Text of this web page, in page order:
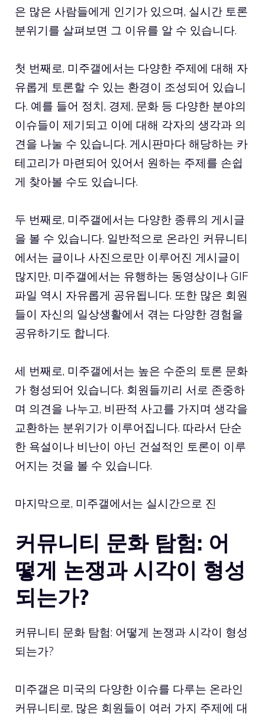
은 많은 사람들에게 인기가 있으며, 실시간 토론
분위기를 살펴보면 그 이유를 알 수 있습니다.
첫 번째로, 미주갤에서는 다양한 주제에 대해 자
유롭게 토론할 수 있는 환경이 조성되어 있습니
다. 예를 들어 정치, 경제, 문화 등 다양한 분야의
이슈들이 제기되고 이에 대해 각자의 생각과 의
견을 나눌 수 있습니다. 게시판마다 해당하는 카
테고리가 마련되어 있어서 원하는 주제를 손쉽
게 찾아볼 수도 있습니다.
두 번째로, 미주갤에서는 다양한 종류의 게시글
을 볼 수 있습니다. 일반적으로 온라인 커뮤니티
에서는 글이나 사진으로만 이루어진 게시글이
많지만, 미주갤에서는 유행하는 동영상이나 GIF
파일 역시 자유롭게 공유됩니다. 또한 많은 회원
들이 자신의 일상생활에서 겪는 다양한 경험을
공유하기도 합니다.
세 번째로, 미주갤에서는 높은 수준의 토론 문화
가 형성되어 있습니다. 회원들끼리 서로 존중하
며 의견을 나누고, 비판적 사고를 가지며 생각을
교환하는 분위기가 이루어집니다. 따라서 단순
한 욕설이나 비난이 아닌 건설적인 토론이 이루
어지는 것을 볼 수 있습니다.
마지막으로, 미주갤에서는 실시간으로 진
커뮤니티 문화 탐험: 어
떻게 논쟁과 시각이 형성
되는가?
커뮤니티 문화 탐험: 어떻게 논쟁과 시각이 형성
되는가?
미주갤은 미국의 다양한 이슈를 다루는 온라인
커뮤니티로, 많은 회원들이 여러 가지 주제에 대